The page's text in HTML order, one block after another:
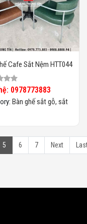
Cafe Sắt Nệm HTT044
0978773883
Bàn ghế sắt gỗ, sắt
5 6 7 Next